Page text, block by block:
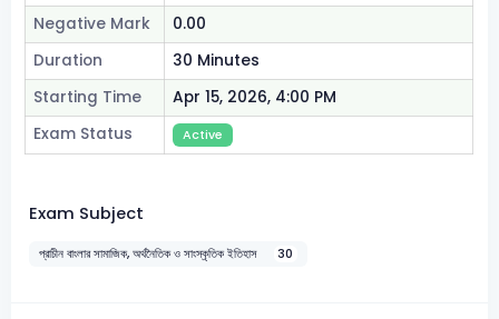
Negative Mark
0.00
Duration
30 Minutes
Starting Time
Apr 15, 2026, 4:00 PM
Exam Status
Active
Exam Subject
প্রাচীন বাংলার সামাজিক, অর্থনৈতিক ও সাংস্কৃতিক ইতিহাস 30